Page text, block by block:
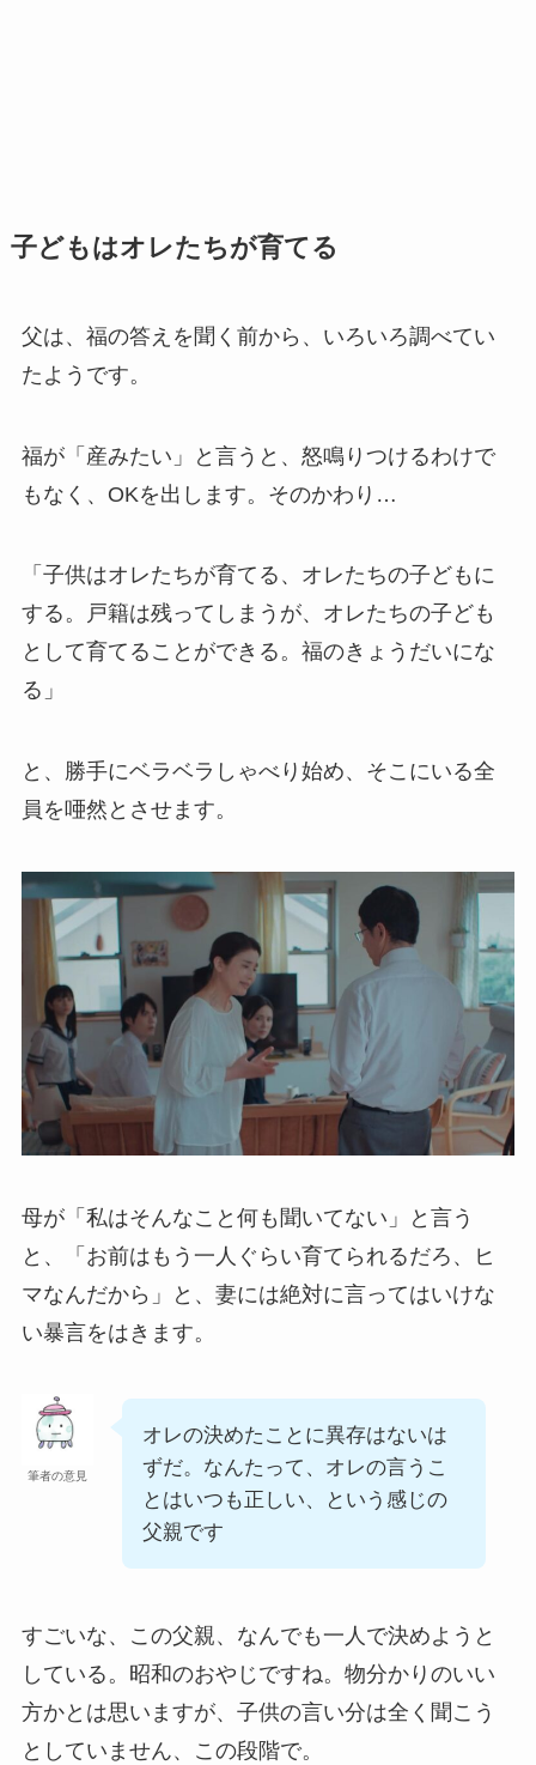
子どもはオレたちが育てる
父は、福の答えを聞く前から、いろいろ調べてい
たようです。
福が「産みたい」と言うと、怒鳴りつけるわけで
もなく、OKを出します。そのかわり…
「子供はオレたちが育てる、オレたちの子どもに
する。戸籍は残ってしまうが、オレたちの子ども
として育てることができる。福のきょうだいにな
る」
と、勝手にベラベラしゃべり始め、そこにいる全
員を唖然とさせます。
母が「私はそんなこと何も聞いてない」と言う
と、「お前はもう一人ぐらい育てられるだろ、ヒ
マなんだから」と、妻には絶対に言ってはいけな
い暴言をはきます。
筆者の意見
オレの決めたことに異存はないは
ずだ。なんたって、オレの言うこ
とはいつも正しい、という感じの
父親です
すごいな、この父親、なんでも一人で決めようと
している。昭和のおやじですね。物分かりのいい
方かとは思いますが、子供の言い分は全く聞こう
としていません、この段階で。